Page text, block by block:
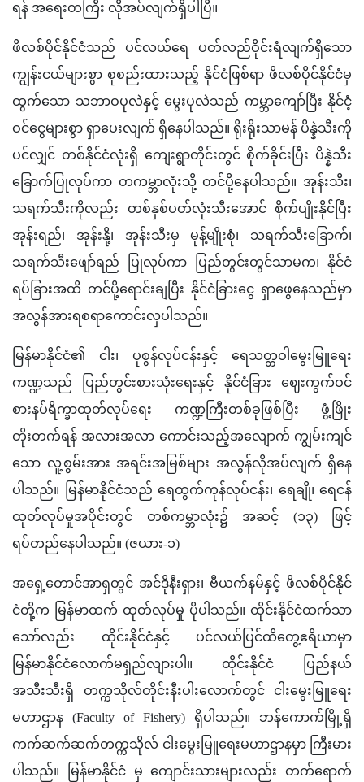
ရန် အရေးတကြီး လိုအပ်လျက်ရှိပါပြီ။
ဖိလစ်ပိုင်နိုင်ငံသည် ပင်လယ်ရေ ပတ်လည်ဝိုင်းရံလျက်ရှိသော
ကျွန်းငယ်များစွာ စုစည်းထားသည့် နိုင်ငံဖြစ်ရာ ဖိလစ်ပိုင်နိုင်ငံမှ
ထွက်သော သဘာဝပုလဲနှင့် မွေးပုလဲသည် ကမ္ဘာကျော်ပြီး နိုင်ငံ့
ဝင်ငွေများစွာ ရှာပေးလျက် ရှိနေပါသည်။ ရိုးရိုးသာမန် ပိန္နဲသီးကို
ပင်လျှင် တစ်နိုင်ငံလုံးရှိ ကျေးရွာတိုင်းတွင် စိုက်ခိုင်းပြီး ပိန္နဲသီး
ခြောက်ပြုလုပ်ကာ တကမ္ဘာလုံးသို့ တင်ပို့နေပါသည်။ အုန်းသီး၊
သရက်သီးကိုလည်း တစ်နှစ်ပတ်လုံးသီးအောင် စိုက်ပျိုးနိုင်ပြီး
အုန်းရည်၊ အုန်းနို့၊ အုန်းသီးမှ မုန့်မျိုးစုံ၊ သရက်သီးခြောက်၊
သရက်သီးဖျော်ရည် ပြုလုပ်ကာ ပြည်တွင်းတွင်သာမက၊ နိုင်ငံ
ရပ်ခြားအထိ တင်ပို့ရောင်းချပြီး နိုင်ငံခြားငွေ ရှာဖွေနေသည်မှာ
အလွန်အားရစရာကောင်းလှပါသည်။
ကဏ္ဍသည် ပြည်တွင်းစားသုံးရေးနှင့် နိုင်ငံခြား ဈေးကွက်ဝင်
စားနပ်ရိက္ခာထုတ်လုပ်ရေး ကဏ္ဍကြီးတစ်ခုဖြစ်ပြီး ဖွံ့ဖြိုး
တိုးတက်ရန် အလားအလာ ကောင်းသည့်အလျောက် ကျွမ်းကျင်
သော လူ့စွမ်းအား အရင်းအမြစ်များ အလွန်လိုအပ်လျက် ရှိနေ
ပါသည်။ မြန်မာနိုင်ငံသည် ရေထွက်ကုန်လုပ်ငန်း၊ ရေချို၊ ရေငန်
ထုတ်လုပ်မှုအပိုင်းတွင် တစ်ကမ္ဘာလုံး၌ အဆင့် (၁၃) ဖြင့်
ရပ်တည်နေပါသည်။ (ဇယား-၁)
အရှေ့တောင်အာရှတွင် အင်ဒိုနီးရှား၊ ဗီယက်နမ်နှင့် ဖိလစ်ပိုင်နိုင်
ငံတို့က မြန်မာထက် ထုတ်လုပ်မှု ပိုပါသည်။ ထိုင်းနိုင်ငံထက်သာ
သော်လည်း ထိုင်းနိုင်ငံနှင့် ပင်လယ်ပြင်ထိတွေ့ဧရိယာမှာ
မြန်မာနိုင်ငံလောက်မရှည်လျားပါ။ ထိုင်းနိုင်ငံ ပြည်နယ်
အသီးသီးရှိ တက္ကသိုလ်တိုင်းနီးပါးလောက်တွင် ငါးမွေးမြူရေး
မဟာဌာန (Faculty of Fishery) ရှိပါသည်။ ဘန်ကောက်မြို့ရှိ
ကက်ဆက်ဆက်တက္ကသိုလ် ငါးမွေးမြူရေးမဟာဌာနမှာ ကြီးမား
ပါသည်။ မြန်မာနိုင်ငံ မှ ကျောင်းသားများလည်း တက်ရောက်